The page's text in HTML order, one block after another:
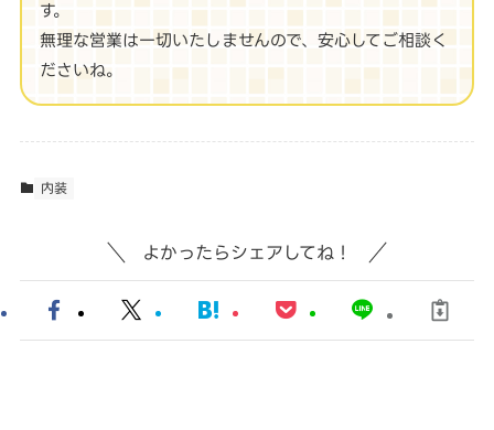
す。
無理な営業は一切いたしませんので、安心してご相談く
ださいね。
内装
よかったらシェアしてね！